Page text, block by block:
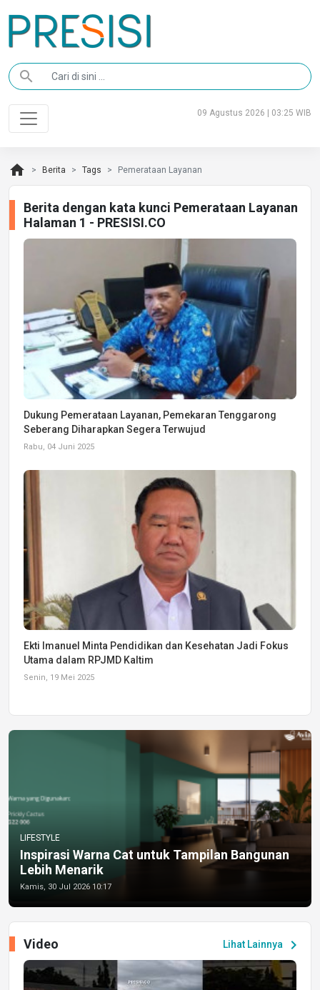
search
09 Agustus 2026 | 03:25 WIB
home Berita Tags Pemerataan Layanan
Berita dengan kata kunci Pemerataan Layanan
Halaman 1 - PRESISI.CO
Dukung Pemerataan Layanan, Pemekaran Tenggarong
Seberang Diharapkan Segera Terwujud
Rabu, 04 Juni 2025
Ekti Imanuel Minta Pendidikan dan Kesehatan Jadi Fokus
Utama dalam RPJMD Kaltim
Senin, 19 Mei 2025
LIFESTYLE
Inspirasi Warna Cat untuk Tampilan Bangunan
Lebih Menarik
Kamis, 30 Jul 2026 10:17
Lihat Lainnya chevron_right
Video